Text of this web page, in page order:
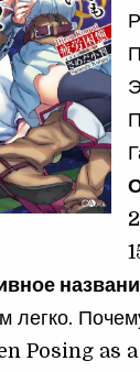
легко.
Posing as